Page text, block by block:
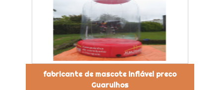
fabricante de mascote inflável preco
Guarulhos